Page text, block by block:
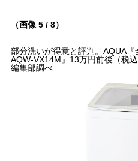
（画像 5 / 8）
部分洗いが得意と評判。AQUA
AQW-VX14M』13万円前後（税
編集部調べ